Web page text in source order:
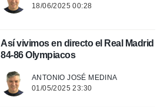
18/06/2025 00:28
Así vivimos en directo el Real Madrid
84-86 Olympiacos
ANTONIO JOSÉ MEDINA
01/05/2025 23:30